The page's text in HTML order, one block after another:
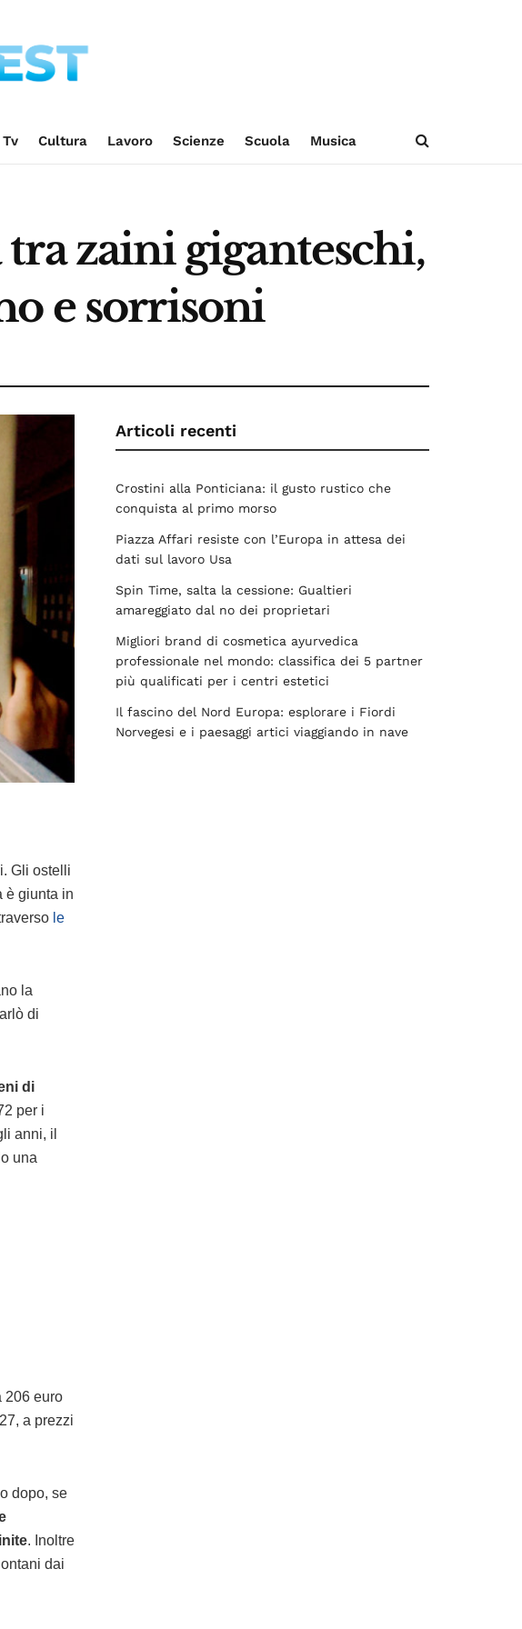
Cultura Lavoro Scienze Scuola Musica
zaini giganteschi,
e sorrisoni
Gli ostelli
è giunta in
le
la
di
di
per i
anni, il
una
206 euro
a prezzi
dopo, se
. Inoltre
dai
Articoli recenti
Crostini alla Ponticiana: il gusto rustico che
conquista al primo morso
Piazza Affari resiste con l’Europa in attesa dei
dati sul lavoro Usa
Spin Time, salta la cessione: Gualtieri
amareggiato dal no dei proprietari
Migliori brand di cosmetica ayurvedica
professionale nel mondo: classifica dei 5 partner
più qualificati per i centri estetici
Il fascino del Nord Europa: esplorare i Fiordi
Norvegesi e i paesaggi artici viaggiando in nave